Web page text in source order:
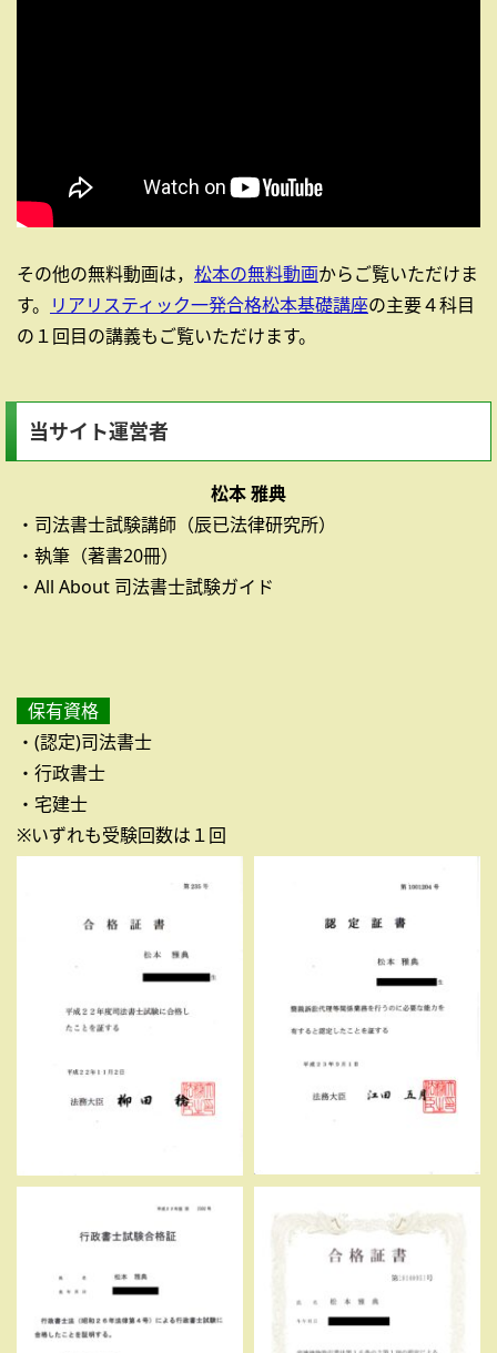
その他の無料動画は， 松本の無料動画からご覧いただけま
す。 リアリスティック一発合格松本基礎講座の主要４科目
の１回目の講義もご覧いただけます。
当サイト運営者
松本 雅典
・司法書士試験講師（辰已法律研究所）
・執筆（著書20冊）
・All About 司法書士試験ガイド
保有資格
・(認定)司法書士
・行政書士
・宅建士
※いずれも受験回数は１回